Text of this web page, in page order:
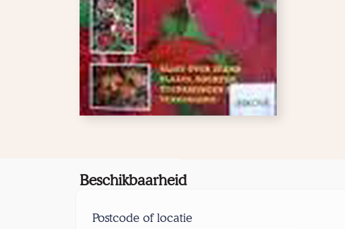
Beschikbaarheid
Postcode of locatie